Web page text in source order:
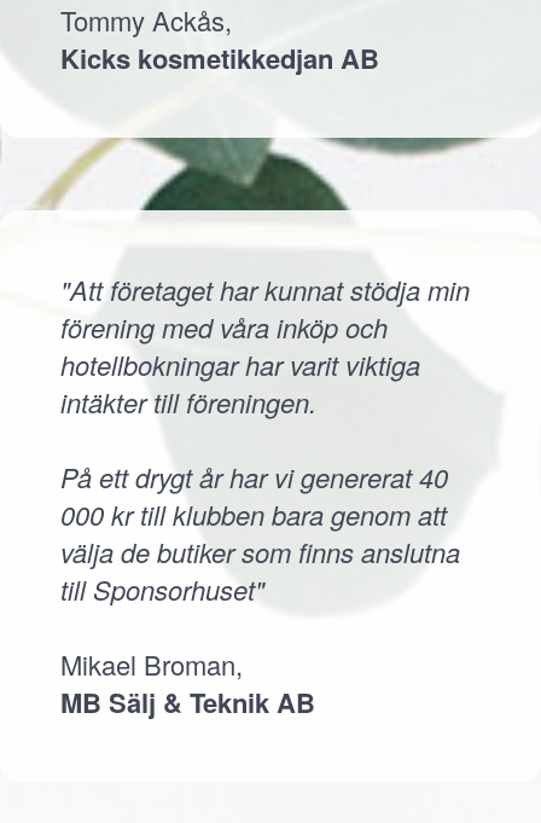
Tommy Ackås,
Kicks kosmetikkedjan AB
"Att företaget har kunnat stödja min
förening med våra inköp och
hotellbokningar har varit viktiga
intäkter till föreningen.
På ett drygt år har vi genererat 40
000 kr till klubben bara genom att
välja de butiker som finns anslutna
till Sponsorhuset"
Mikael Broman,
MB Sälj & Teknik AB